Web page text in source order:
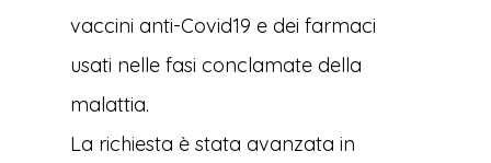
vaccini anti-Covid19 e dei farmaci
usati nelle fasi conclamate della
malattia.
La richiesta è stata avanzata in